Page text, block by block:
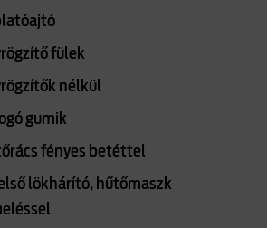
fülek
nélkül
gumik
fényes betéttel
lökhárító, hűtőmaszk